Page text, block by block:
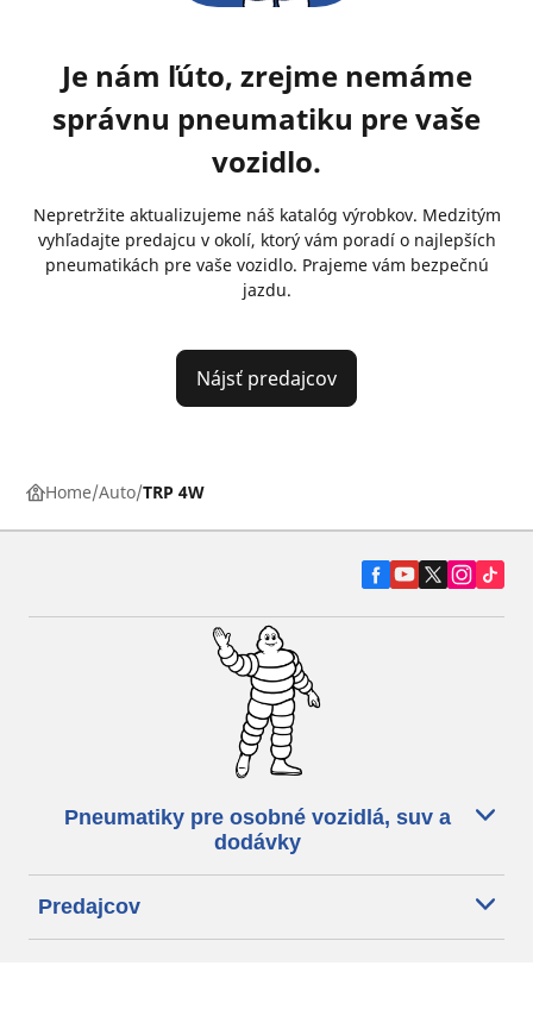
Je nám ľúto, zrejme nemáme
správnu pneumatiku pre vaše
vozidlo.
Nepretržite aktualizujeme náš katalóg výrobkov. Medzitým
vyhľadajte predajcu v okolí, ktorý vám poradí o najlepších
pneumatikách pre vaše vozidlo. Prajeme vám bezpečnú
jazdu.
Nájsť predajcov
Home Auto TRP 4W
Pneumatiky pre osobné vozidlá, suv a
dodávky
Predajcov